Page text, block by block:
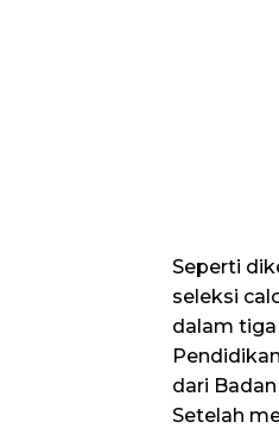
Seperti
seleksi
dalam
dari
Setelah